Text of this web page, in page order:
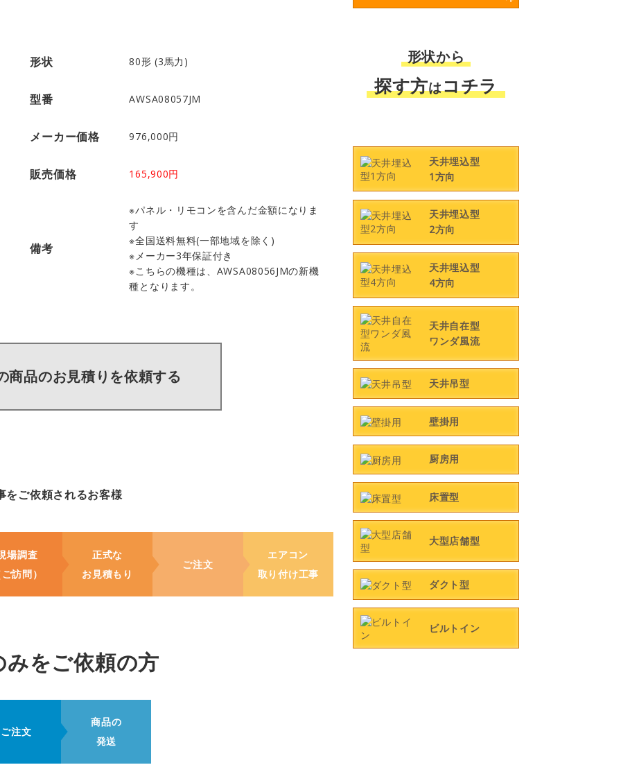
形状 80形 (3馬力)
型番 AWSA08057JM
メーカー価格 976,000円
販売価格 165,900円
備考
※パネル・リモコンを含んだ金額になりま
す
※全国送料無料(一部地域を除く)
※メーカー3年保証付き
※こちらの機種は、AWSA08056JMの新機
種となります。
商品のお見積りを依頼する
をご依頼されるお客様
場調査
訪問）
正式な
お見積もり
ご注文
エアコン
取り付け工事
をご依頼の方
ご注文
商品の
発送
形状から
探す方はコチラ
天井埋込型
1方向
天井埋込型
2方向
天井埋込型
4方向
天井自在型
ワンダ風流
天井吊型
壁掛用
厨房用
床置型
大型店舗型
ダクト型
ビルトイン